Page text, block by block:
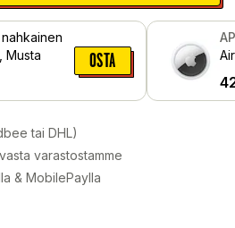
Musta
OSTA
tai DHL)
varastostamme
& MobilePaylla